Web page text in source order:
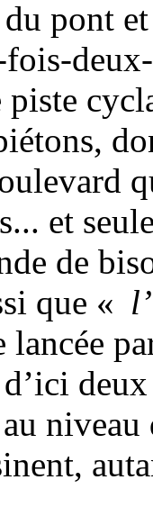
pont
fois-
et
de
que «